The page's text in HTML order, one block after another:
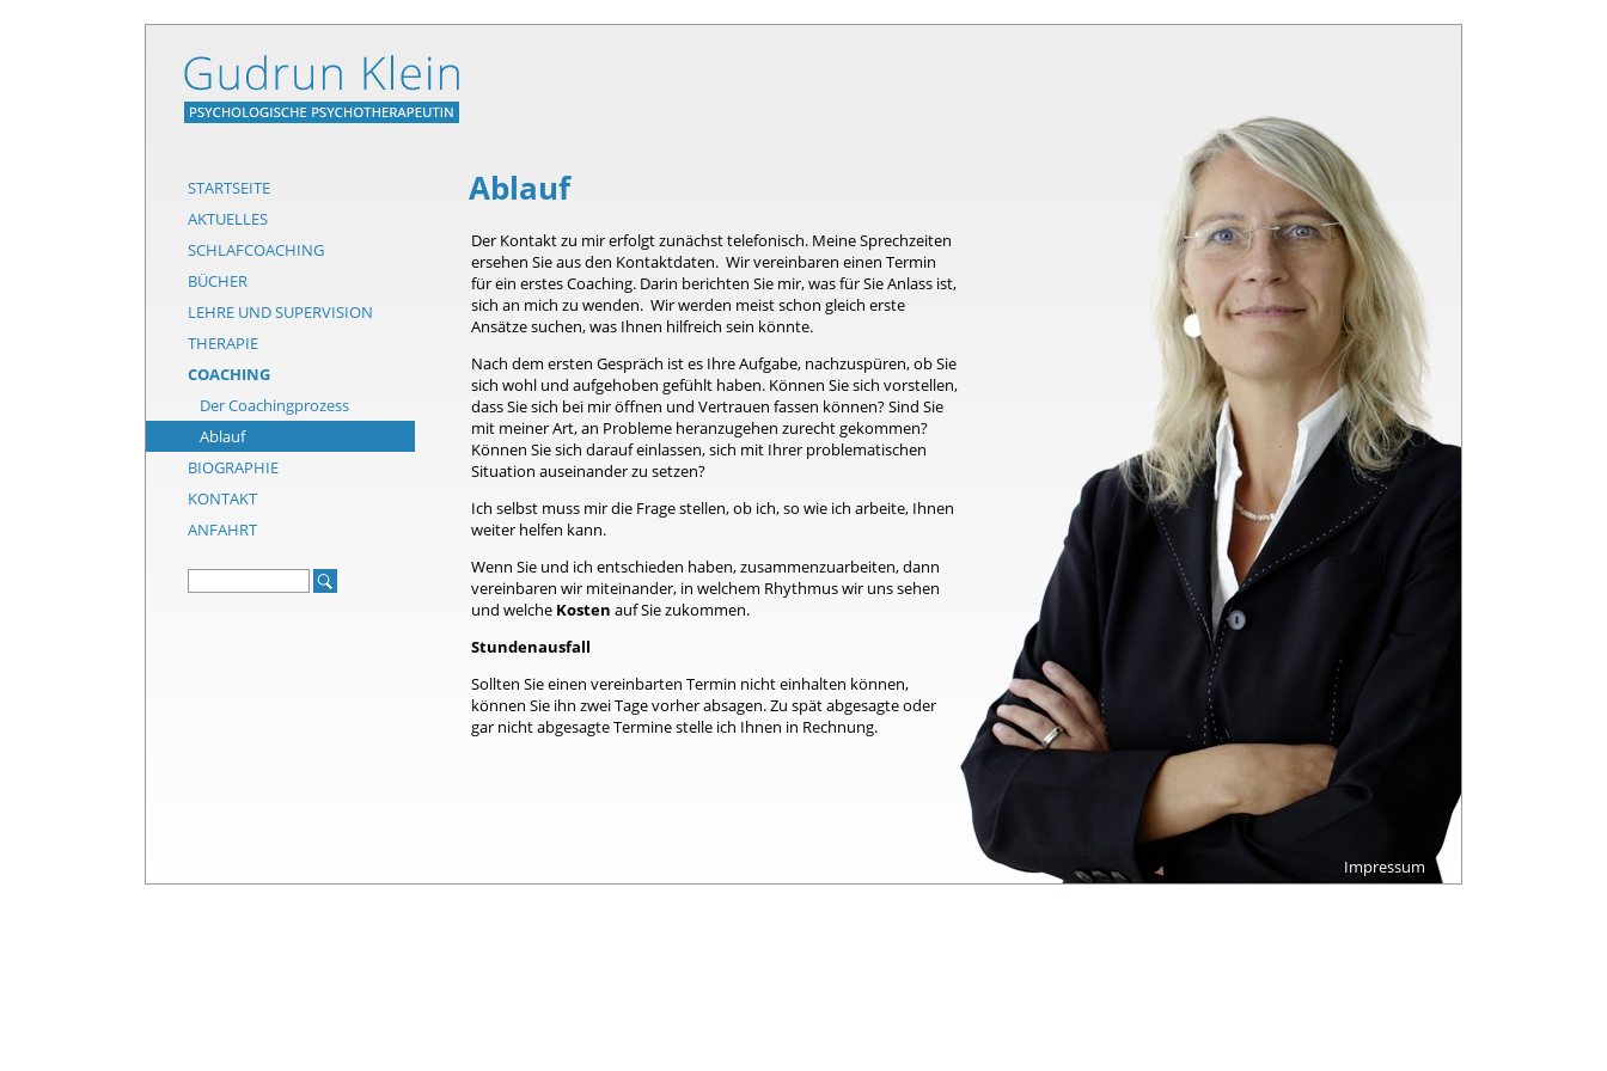
STARTSEITE
AKTUELLES
SCHLAFCOACHING
BÜCHER
LEHRE UND SUPERVISION
THERAPIE
COACHING
Der Coachingprozess
Ablauf
BIOGRAPHIE
KONTAKT
ANFAHRT
Ablauf
Der Kontakt zu mir erfolgt zunächst telefonisch. Meine Sprechzeiten
ersehen Sie aus den Kontaktdaten. Wir vereinbaren einen Termin
für ein erstes Coaching. Darin berichten Sie mir, was für Sie Anlass ist,
sich an mich zu wenden. Wir werden meist schon gleich erste
Ansätze suchen, was Ihnen hilfreich sein könnte.
Nach dem ersten Gespräch ist es Ihre Aufgabe, nachzuspüren, ob Sie
sich wohl und aufgehoben gefühlt haben. Können Sie sich vorstellen,
dass Sie sich bei mir öffnen und Vertrauen fassen können? Sind Sie
mit meiner Art, an Probleme heranzugehen zurecht gekommen?
Können Sie sich darauf einlassen, sich mit Ihrer problematischen
Situation auseinander zu setzen?
Ich selbst muss mir die Frage stellen, ob ich, so wie ich arbeite, Ihnen
weiter helfen kann.
Wenn Sie und ich entschieden haben, zusammenzuarbeiten, dann
vereinbaren wir miteinander, in welchem Rhythmus wir uns sehen
und welche Kosten auf Sie zukommen.
Stundenausfall
Sollten Sie einen vereinbarten Termin nicht einhalten können,
können Sie ihn zwei Tage vorher absagen. Zu spät abgesagte oder
gar nicht abgesagte Termine stelle ich Ihnen in Rechnung.
Impressum